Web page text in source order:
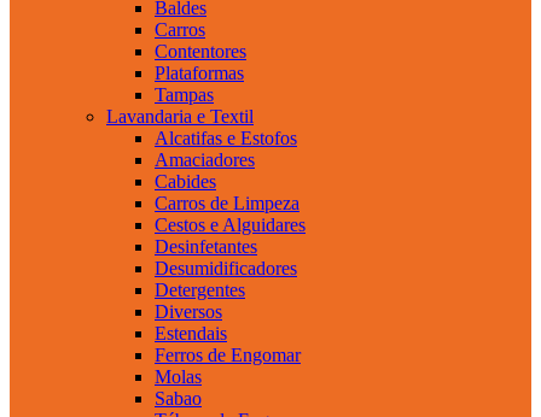
Baldes
Carros
Contentores
Plataformas
Tampas
Lavandaria e Textil
Alcatifas e Estofos
Amaciadores
Cabides
Carros de Limpeza
Cestos e Alguidares
Desinfetantes
Desumidificadores
Detergentes
Diversos
Estendais
Ferros de Engomar
Molas
Sabao